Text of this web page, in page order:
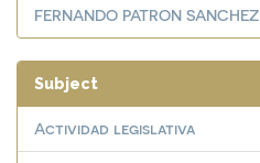
FERNANDO PATRON SANCHEZ
Subject
Actividad legislativa